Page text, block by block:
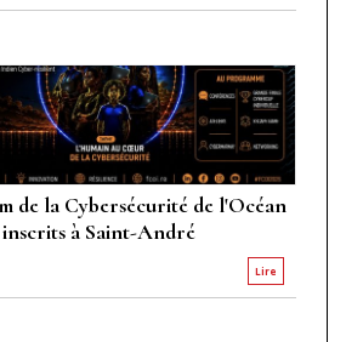
de la Cybersécurité de l'Océan
à Saint-André
Lire